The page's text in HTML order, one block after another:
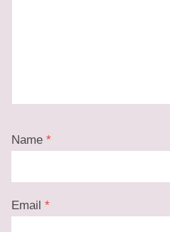
Name *
Email *